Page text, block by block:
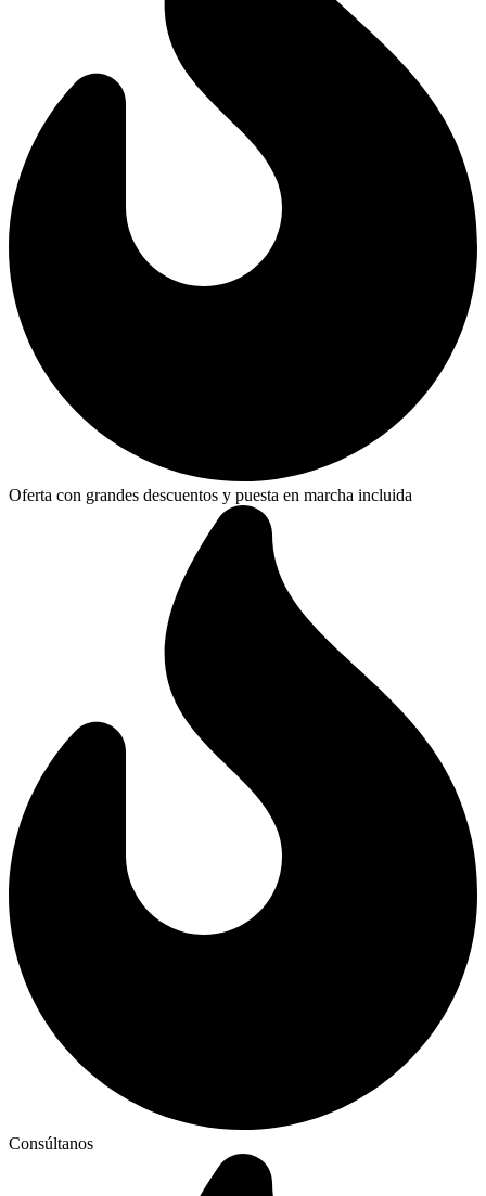
Oferta con grandes descuentos y puesta en marcha incluida
Consúltanos